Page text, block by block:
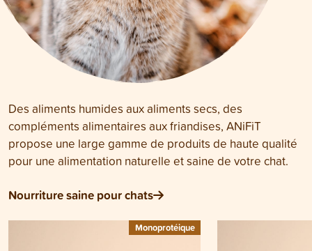
Des aliments humides aux aliments secs, des
compléments alimentaires aux friandises, ANiFiT
propose une large gamme de produits de haute qualité
pour une alimentation naturelle et saine de votre chat.
Nourriture saine pour chats
Monoprotéique